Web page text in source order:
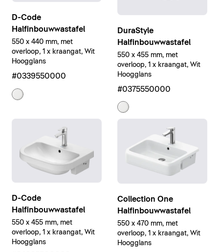
D-Code
Halfinbouwwastafel
550 x 440 mm, met
overloop, 1 x kraangat, Wit
Hoogglans
#0339550000
DuraStyle
Halfinbouwwastafel
550 x 455 mm, met
overloop, 1 x kraangat, Wit
Hoogglans
#0375550000
D-Code
Halfinbouwwastafel
550 x 455 mm, met
overloop, 1 x kraangat, Wit
Hoogglans
Collection One
Halfinbouwwastafel
550 x 470 mm, met
overloop, 1 x kraangat, Wit
Hoogglans